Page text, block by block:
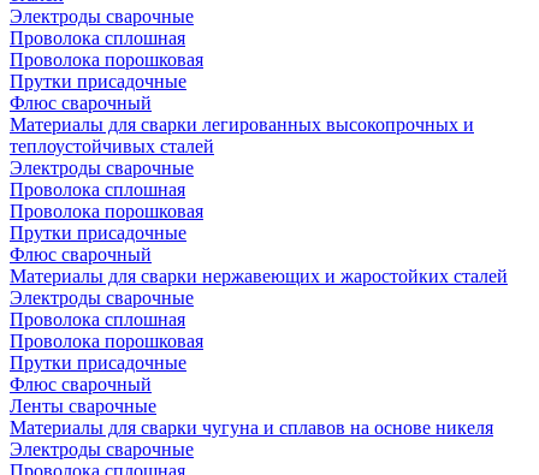
Электроды сварочные
Проволока сплошная
Проволока порошковая
Прутки присадочные
Флюс сварочный
Материалы для сварки легированных высокопрочных и
теплоустойчивых сталей
Электроды сварочные
Проволока сплошная
Проволока порошковая
Прутки присадочные
Флюс сварочный
Материалы для сварки нержавеющих и жаростойких сталей
Электроды сварочные
Проволока сплошная
Проволока порошковая
Прутки присадочные
Флюс сварочный
Ленты сварочные
Материалы для сварки чугуна и сплавов на основе никеля
Электроды сварочные
Проволока сплошная